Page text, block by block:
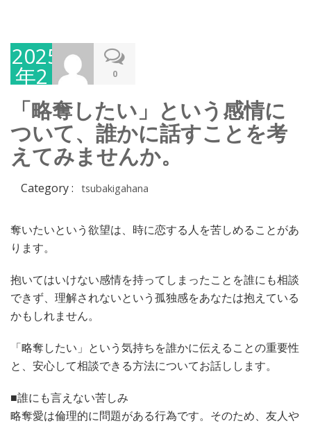
2025
年2
月
28
日
0
「略奪したい」という感情に
ついて、誰かに話すことを考
えてみませんか。
Category : tsubakigahana
奪いたいという欲望は、時に恋する人を苦しめることがあ
ります。
抱いてはいけない感情を持ってしまったことを誰にも相談
できず、理解されないという孤独感をあなたは抱えている
かもしれません。
「略奪したい」という気持ちを誰かに伝えることの重要性
と、安心して相談できる方法についてお話しします。
■誰にも言えない苦しみ
略奪愛は倫理的に問題がある行為です。そのため、友人や